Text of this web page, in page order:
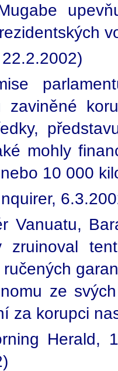
zaviněné
mohly
10 000
Vanuatu,
zruinoval
ze
za korupci
Herald,